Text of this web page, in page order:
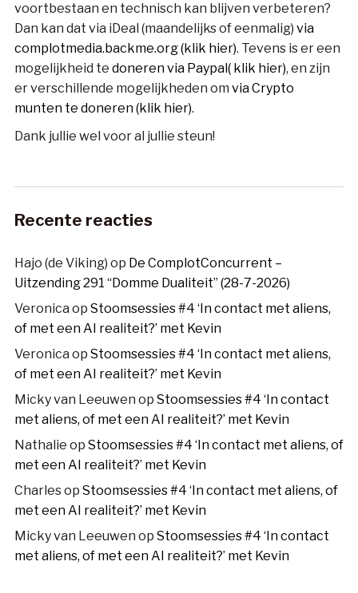
voortbestaan en technisch kan blijven verbeteren?
Dan kan dat via iDeal (maandelijks of eenmalig) via
complotmedia.backme.org (klik hier). Tevens is er een
mogelijkheid te doneren via Paypal( klik hier), en zijn
er verschillende mogelijkheden om via Crypto
munten te doneren (klik hier).
Dank jullie wel voor al jullie steun!
Recente reacties
Hajo (de Viking) op De ComplotConcurrent –
Uitzending 291 “Domme Dualiteit” (28-7-2026)
Veronica op Stoomsessies #4 ‘In contact met aliens,
of met een AI realiteit?’ met Kevin
Veronica op Stoomsessies #4 ‘In contact met aliens,
of met een AI realiteit?’ met Kevin
Micky van Leeuwen op Stoomsessies #4 ‘In contact
met aliens, of met een AI realiteit?’ met Kevin
Nathalie op Stoomsessies #4 ‘In contact met aliens, of
met een AI realiteit?’ met Kevin
Charlesop Stoomsessies #4 ‘In contact met aliens, of
met een AI realiteit?’ met Kevin
Micky van Leeuwen op Stoomsessies #4 ‘In contact
met aliens, of met een AI realiteit?’ met Kevin